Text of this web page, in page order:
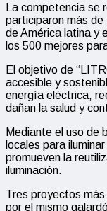
La competencia se
participaron más
de América latina y
los 500 mejores
El objetivo de
accesible y
energía eléctrica,
dañan la salud y
Mediante el uso de
locales para
promueven la
iluminación.
Tres proyectos
por el mismo